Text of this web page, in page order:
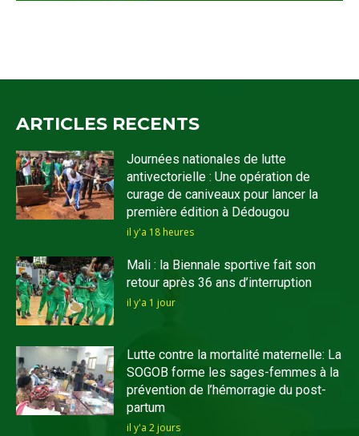
ARTICLES RECENTS
Journées nationales de lutte
antivectorielle : Une opération de
curage de caniveaux pour lancer la
première édition à Dédougou
il y'a 18 heures
Mali : la Biennale sportive fait son
retour après 36 ans d’interruption
il y'a 1 jour
Lutte contre la mortalité maternelle: La
SOGOB forme les sages-femmes à la
prévention de l’hémorragie du post-
partum
il y'a 2 jours